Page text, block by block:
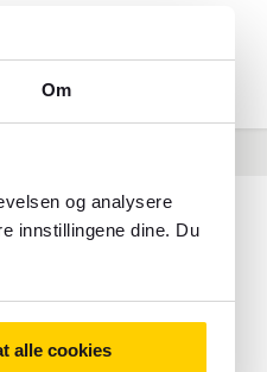
Om
og analysere
innstillingene dine. Du
alle cookies